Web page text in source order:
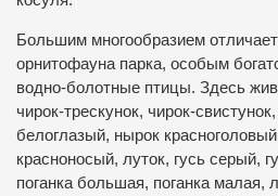
Большим многообразием
орнитофауна парка, особым
водно-болотные птицы. Здесь
чирок-трескунок, чирок-
белоглазый, нырок
красноносый, луток, гусь серый,
поганка большая, поганка